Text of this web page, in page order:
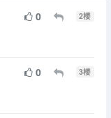
0 2楼
0 3楼